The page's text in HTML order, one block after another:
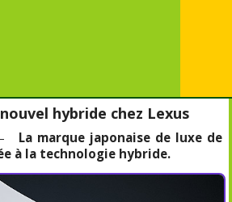
hybride chez Lexus
La marque japonaise de luxe de
à la technologie hybride.